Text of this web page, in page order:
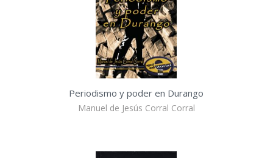
Periodismo y poder en Durango
Manuel de Jesús Corral Corral